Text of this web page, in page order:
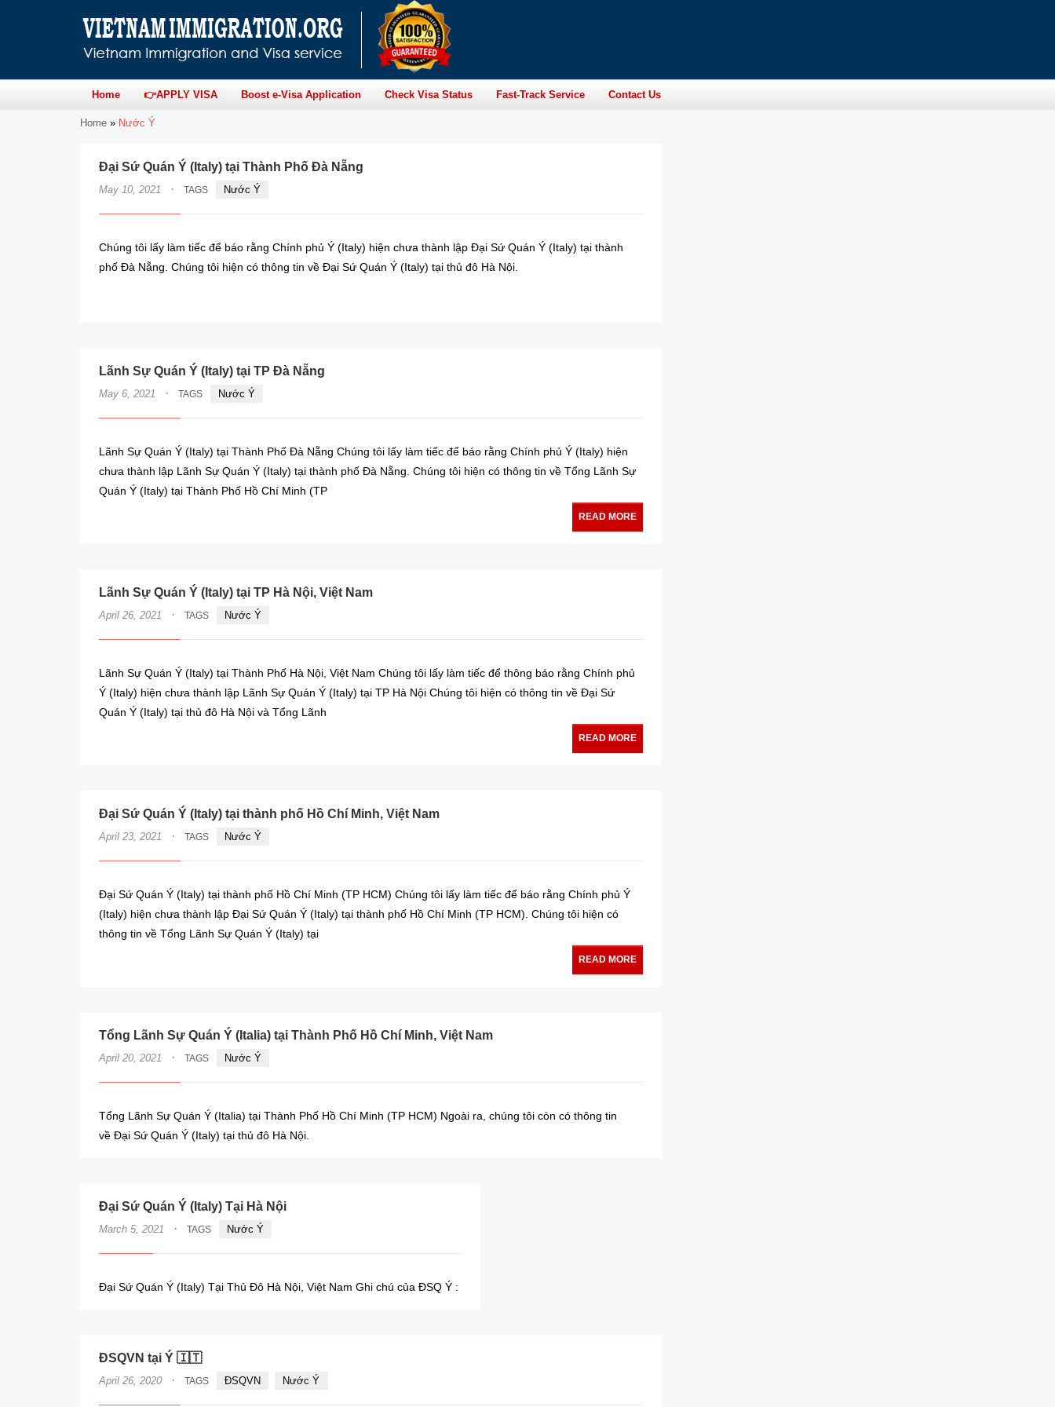
Home 👉APPLY VISA Boost e-Visa Application Check Visa Status Fast-Track Service Contact Us
Home » Nước Ý
Đại Sứ Quán Ý (Italy) tại Thành Phố Đà Nẵng
May 10, 2021 · TAGS Nước Ý
Chúng tôi lấy làm tiếc để báo rằng Chính phủ Ý (Italy) hiện chưa thành lập Đại Sứ Quán Ý (Italy) tại thành
phố Đà Nẵng. Chúng tôi hiện có thông tin về Đại Sứ Quán Ý (Italy) tại thủ đô Hà Nội.
Lãnh Sự Quán Ý (Italy) tại TP Đà Nẵng
May 6, 2021 · TAGS Nước Ý
Lãnh Sự Quán Ý (Italy) tại Thành Phố Đà Nẵng Chúng tôi lấy làm tiếc để báo rằng Chính phủ Ý (Italy) hiện
chưa thành lập Lãnh Sự Quán Ý (Italy) tại thành phố Đà Nẵng. Chúng tôi hiện có thông tin về Tổng Lãnh Sự
Quán Ý (Italy) tại Thành Phố Hồ Chí Minh (TP
READ MORE
Lãnh Sự Quán Ý (Italy) tại TP Hà Nội, Việt Nam
April 26, 2021 · TAGS Nước Ý
Lãnh Sự Quán Ý (Italy) tại Thành Phố Hà Nội, Việt Nam Chúng tôi lấy làm tiếc để thông báo rằng Chính phủ
Ý (Italy) hiện chưa thành lập Lãnh Sự Quán Ý (Italy) tại TP Hà Nội Chúng tôi hiện có thông tin về Đại Sứ
Quán Ý (Italy) tại thủ đô Hà Nội và Tổng Lãnh
READ MORE
Đại Sứ Quán Ý (Italy) tại thành phố Hồ Chí Minh, Việt Nam
April 23, 2021 · TAGS Nước Ý
Đại Sứ Quán Ý (Italy) tại thành phố Hồ Chí Minh (TP HCM) Chúng tôi lấy làm tiếc để báo rằng Chính phủ Ý
(Italy) hiện chưa thành lập Đại Sứ Quán Ý (Italy) tại thành phố Hồ Chí Minh (TP HCM). Chúng tôi hiện có
thông tin về Tổng Lãnh Sự Quán Ý (Italy) tại
READ MORE
Tổng Lãnh Sự Quán Ý (Italia) tại Thành Phố Hồ Chí Minh, Việt Nam
April 20, 2021 · TAGS Nước Ý
Tổng Lãnh Sự Quán Ý (Italia) tại Thành Phố Hồ Chí Minh (TP HCM) Ngoài ra, chúng tôi còn có thông tin
về Đại Sứ Quán Ý (Italy) tại thủ đô Hà Nội.
Đại Sứ Quán Ý (Italy) Tại Hà Nội
March 5, 2021 · TAGS Nước Ý
Đại Sứ Quán Ý (Italy) Tại Thủ Đô Hà Nội, Việt Nam Ghi chú của ĐSQ Ý :
ĐSQVN tại Ý 🇮🇹
April 26, 2020 · TAGS ĐSQVN Nước Ý